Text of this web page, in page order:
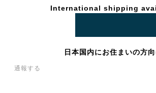
International shipping
日本国内にお住まいの方
通報する